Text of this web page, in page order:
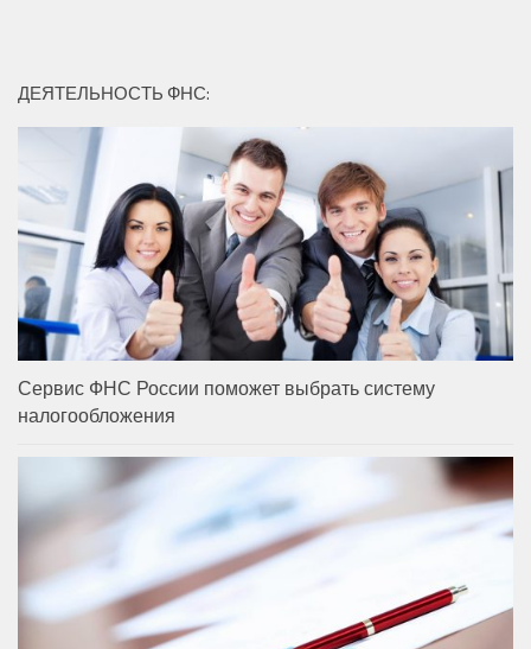
ДЕЯТЕЛЬНОСТЬ ФНС:
Сервис ФНС России поможет выбрать систему
налогообложения